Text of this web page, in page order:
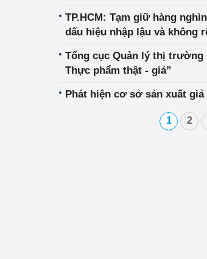
TP.HCM: Tạm giữ hàng
dấu hiệu nhập lậu và không
Tổng cục Quản lý thị trường
Thực phẩm thật - giả”
Phát hiện cơ sở sản xuất giả
1 2